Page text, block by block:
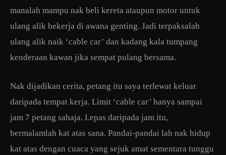
manalah mampu nak beli kereta ataupun motor untuk
ulang alik bekerja di awana genting. Jadi terpaksalah
ulang alik naik ‘cable car’ dan kadang kala tumpang
kenderaan kawan jika sempat pulang bersama.
Nak dijadikan cerita, petang itu saya terlewat keluar
daripada tempat kerja. Limit ‘cable car’ hanya sampai
jam 7 petang sahaja. Lepas daripada jam itu,
bermalamlah kat atas sana. Pandai-pandai lah nak hidup
kat atas dengan cuaca yang sejuk amat sementara tunggu